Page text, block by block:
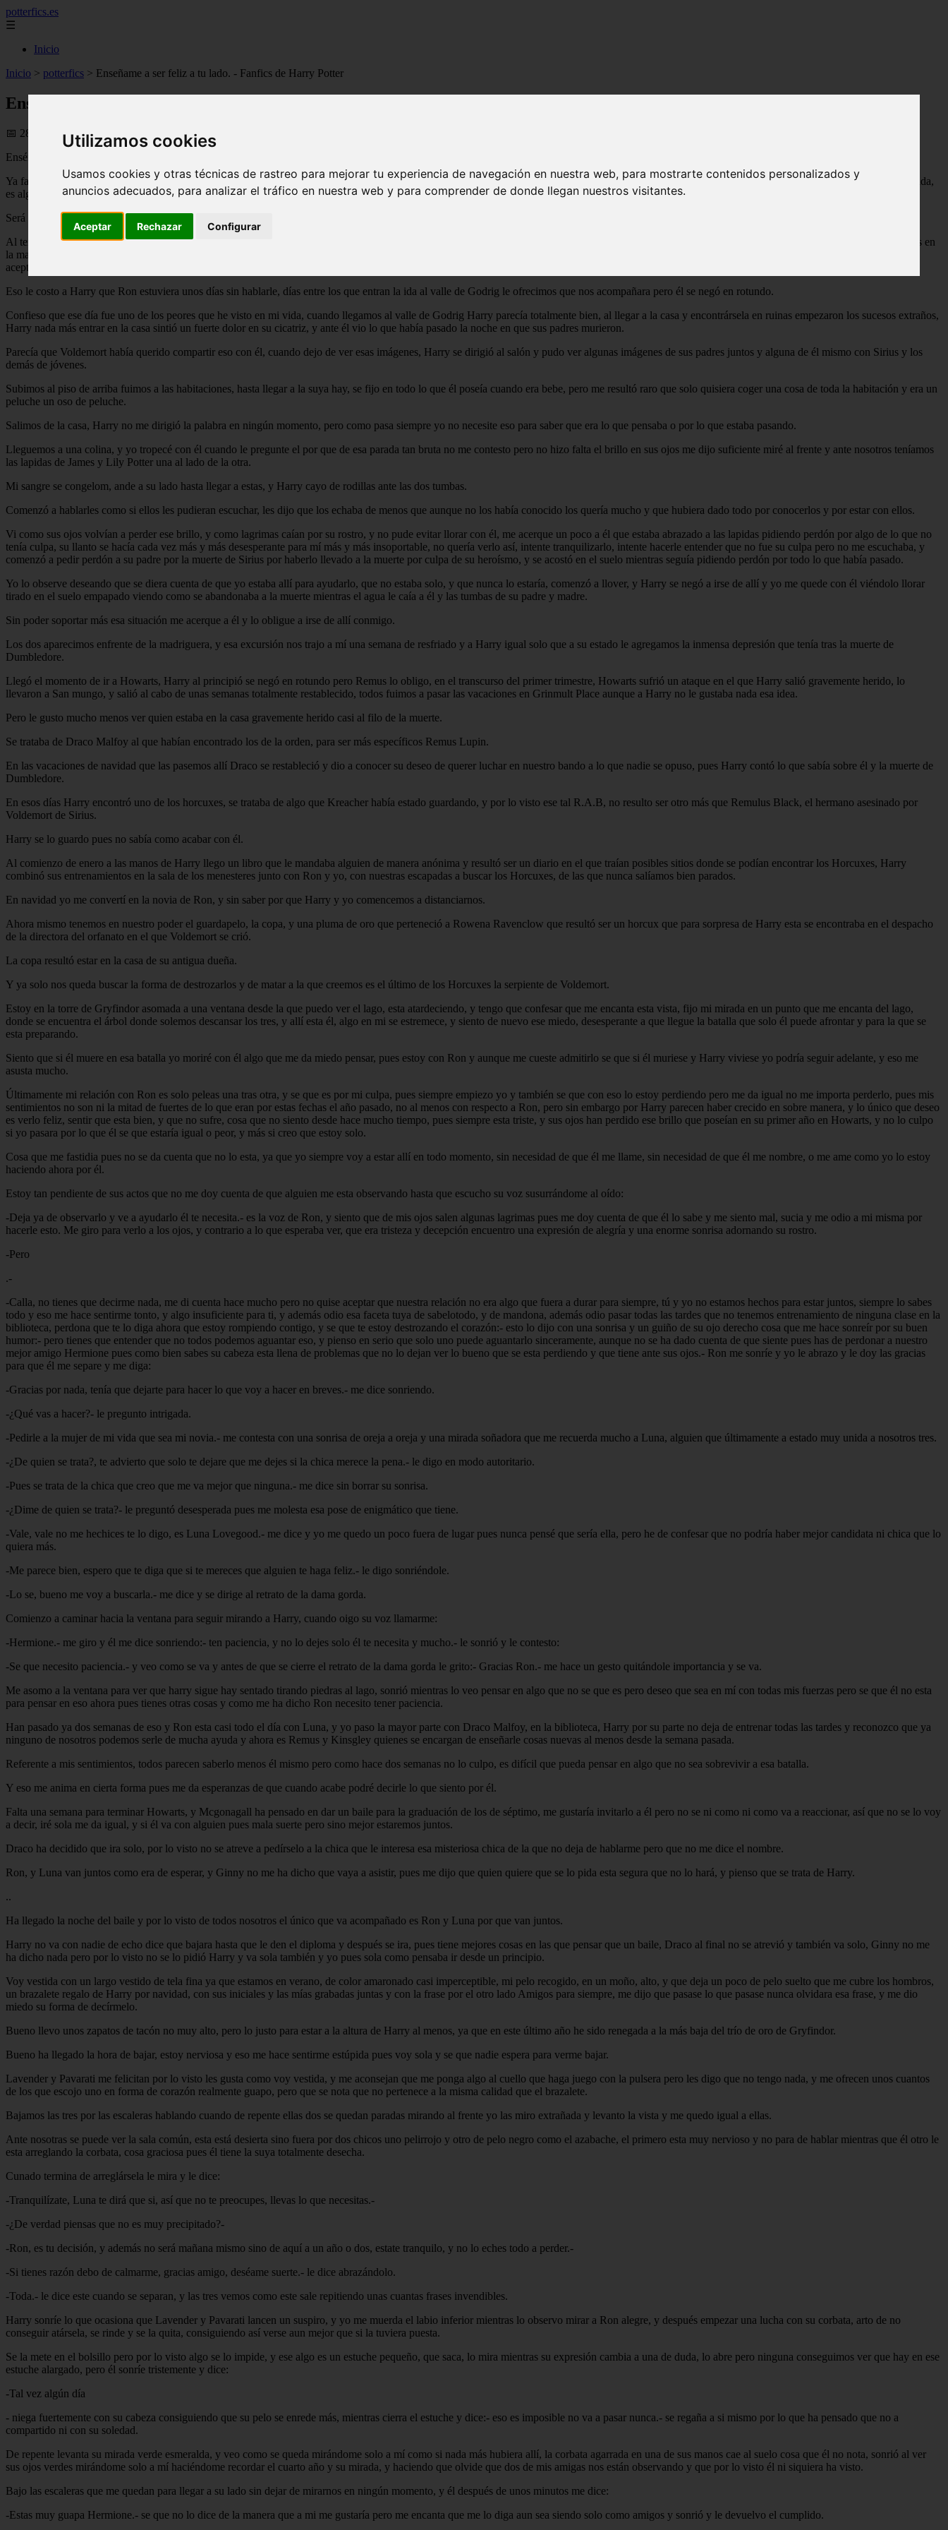
Utilizamos cookies
Usamos cookies y otras técnicas de rastreo para mejorar tu experiencia de navegación en nuestra web, para mostrarte contenidos personalizados y
anuncios adecuados, para analizar el tráfico en nuestra web y para comprender de donde llegan nuestros visitantes.
Aceptar Rechazar Configurar
potterfics.es
☰
Inicio
Inicio > potterfics > Enseñame a ser feliz a tu lado. - Fanfics de Harry Potter
Enseñame a ser feliz a tu lado. - Fanfics de Harry Potter
📅 28/06/2025
Enséñame a ser feliz a tu lado.
Ya falta poco para lo que será la última batalla o eso es lo que Harry piensa, espero que este en lo cierto aunque si hay que ser sinceros tengo miedo de que ese día llegue, no entiendo por que estoy tan asustada,
es algo muy raro, bueno os contaré lo que ha sido de nosotros hasta ahora.
Será un resumen muy corto.
Al termino del sexto año nos fuimos cada uno a su casa, a lo que sería nuestra despedida de nuestras familias, y para Harry su pase a ser libre de los Dursley, después de nuestra despedida todos nos reunimos en
la madriguera para la boda de Fleur y Bill, recuerdo que esos días que pasamos allí fueron un poco tensionados al menos entre Ginny y Harry, este le repitió que no podía estar con ella, y ella al final acabo
aceptándolo.
Eso le costo a Harry que Ron estuviera unos días sin hablarle, días entre los que entran la ida al valle de Godrig le ofrecimos que nos acompañara pero él se negó en rotundo.
Confieso que ese día fue uno de los peores que he visto en mi vida, cuando llegamos al valle de Godrig Harry parecía totalmente bien, al llegar a la casa y encontrársela en ruinas empezaron los sucesos extraños,
Harry nada más entrar en la casa sintió un fuerte dolor en su cicatriz, y ante él vio lo que había pasado la noche en que sus padres murieron.
Parecía que Voldemort había querido compartir eso con él, cuando dejo de ver esas imágenes, Harry se dirigió al salón y pudo ver algunas imágenes de sus padres juntos y alguna de él mismo con Sirius y los
demás de jóvenes.
Subimos al piso de arriba fuimos a las habitaciones, hasta llegar a la suya hay, se fijo en todo lo que él poseía cuando era bebe, pero me resultó raro que solo quisiera coger una cosa de toda la habitación y era un
peluche un oso de peluche.
Salimos de la casa, Harry no me dirigió la palabra en ningún momento, pero como pasa siempre yo no necesite eso para saber que era lo que pensaba o por lo que estaba pasando.
Lleguemos a una colina, y yo tropecé con él cuando le pregunte el por que de esa parada tan bruta no me contesto pero no hizo falta el brillo en sus ojos me dijo suficiente miré al frente y ante nosotros teníamos
las lapidas de James y Lily Potter una al lado de la otra.
Mi sangre se congelom, ande a su lado hasta llegar a estas, y Harry cayo de rodillas ante las dos tumbas.
Comenzó a hablarles como si ellos les pudieran escuchar, les dijo que los echaba de menos que aunque no los había conocido los quería mucho y que hubiera dado todo por conocerlos y por estar con ellos.
Vi como sus ojos volvían a perder ese brillo, y como lagrimas caían por su rostro, y no pude evitar llorar con él, me acerque un poco a él que estaba abrazado a las lapidas pidiendo perdón por algo de lo que no
tenía culpa, su llanto se hacía cada vez más y más desesperante para mí más y más insoportable, no quería verlo así, intente tranquilizarlo, intente hacerle entender que no fue su culpa pero no me escuchaba, y
comenzó a pedir perdón a su padre por la muerte de Sirius por haberlo llevado a la muerte por culpa de su heroísmo, y se acostó en el suelo mientras seguía pidiendo perdón por todo lo que había pasado.
Yo lo observe deseando que se diera cuenta de que yo estaba allí para ayudarlo, que no estaba solo, y que nunca lo estaría, comenzó a llover, y Harry se negó a irse de allí y yo me quede con él viéndolo llorar
tirado en el suelo empapado viendo como se abandonaba a la muerte mientras el agua le caía a él y las tumbas de su padre y madre.
Sin poder soportar más esa situación me acerque a él y lo obligue a irse de allí conmigo.
Los dos aparecimos enfrente de la madriguera, y esa excursión nos trajo a mí una semana de resfriado y a Harry igual solo que a su estado le agregamos la inmensa depresión que tenía tras la muerte de
Dumbledore.
Llegó el momento de ir a Howarts, Harry al principió se negó en rotundo pero Remus lo obligo, en el transcurso del primer trimestre, Howarts sufrió un ataque en el que Harry salió gravemente herido, lo
llevaron a San mungo, y salió al cabo de unas semanas totalmente restablecido, todos fuimos a pasar las vacaciones en Grinmult Place aunque a Harry no le gustaba nada esa idea.
Pero le gusto mucho menos ver quien estaba en la casa gravemente herido casi al filo de la muerte.
Se trataba de Draco Malfoy al que habían encontrado los de la orden, para ser más específicos Remus Lupin.
En las vacaciones de navidad que las pasemos allí Draco se restableció y dio a conocer su deseo de querer luchar en nuestro bando a lo que nadie se opuso, pues Harry contó lo que sabía sobre él y la muerte de
Dumbledore.
En esos días Harry encontró uno de los horcuxes, se trataba de algo que Kreacher había estado guardando, y por lo visto ese tal R.A.B, no resulto ser otro más que Remulus Black, el hermano asesinado por
Voldemort de Sirius.
Harry se lo guardo pues no sabía como acabar con él.
Al comienzo de enero a las manos de Harry llego un libro que le mandaba alguien de manera anónima y resultó ser un diario en el que traían posibles sitios donde se podían encontrar los Horcuxes, Harry
combinó sus entrenamientos en la sala de los menesteres junto con Ron y yo, con nuestras escapadas a buscar los Horcuxes, de las que nunca salíamos bien parados.
En navidad yo me convertí en la novia de Ron, y sin saber por que Harry y yo comencemos a distanciarnos.
Ahora mismo tenemos en nuestro poder el guardapelo, la copa, y una pluma de oro que perteneció a Rowena Ravenclow que resultó ser un horcux que para sorpresa de Harry esta se encontraba en el despacho
de la directora del orfanato en el que Voldemort se crió.
La copa resultó estar en la casa de su antigua dueña.
Y ya solo nos queda buscar la forma de destrozarlos y de matar a la que creemos es el último de los Horcuxes la serpiente de Voldemort.
Estoy en la torre de Gryfindor asomada a una ventana desde la que puedo ver el lago, esta atardeciendo, y tengo que confesar que me encanta esta vista, fijo mi mirada en un punto que me encanta del lago,
donde se encuentra el árbol donde solemos descansar los tres, y allí esta él, algo en mi se estremece, y siento de nuevo ese miedo, desesperante a que llegue la batalla que solo él puede afrontar y para la que se
esta preparando.
Siento que si él muere en esa batalla yo moriré con él algo que me da miedo pensar, pues estoy con Ron y aunque me cueste admitirlo se que si él muriese y Harry viviese yo podría seguir adelante, y eso me
asusta mucho.
Últimamente mi relación con Ron es solo peleas una tras otra, y se que es por mi culpa, pues siempre empiezo yo y también se que con eso lo estoy perdiendo pero me da igual no me importa perderlo, pues mis
sentimientos no son ni la mitad de fuertes de lo que eran por estas fechas el año pasado, no al menos con respecto a Ron, pero sin embargo por Harry parecen haber crecido en sobre manera, y lo único que deseo
es verlo feliz, sentir que esta bien, y que no sufre, cosa que no siento desde hace mucho tiempo, pues siempre esta triste, y sus ojos han perdido ese brillo que poseían en su primer año en Howarts, y no lo culpo
si yo pasara por lo que él se que estaría igual o peor, y más si creo que estoy solo.
Cosa que me fastidia pues no se da cuenta que no lo esta, ya que yo siempre voy a estar allí en todo momento, sin necesidad de que él me llame, sin necesidad de que él me nombre, o me ame como yo lo estoy
haciendo ahora por él.
Estoy tan pendiente de sus actos que no me doy cuenta de que alguien me esta observando hasta que escucho su voz susurrándome al oído:
-Deja ya de observarlo y ve a ayudarlo él te necesita.- es la voz de Ron, y siento que de mis ojos salen algunas lagrimas pues me doy cuenta de que él lo sabe y me siento mal, sucia y me odio a mi misma por
hacerle esto. Me giro para verlo a los ojos, y contrario a lo que esperaba ver, que era tristeza y decepción encuentro una expresión de alegría y una enorme sonrisa adornando su rostro.
-Pero
.-
-Calla, no tienes que decirme nada, me di cuenta hace mucho pero no quise aceptar que nuestra relación no era algo que fuera a durar para siempre, tú y yo no estamos hechos para estar juntos, siempre lo sabes
todo y eso me hace sentirme tonto, y algo insuficiente para ti, y además odio esa faceta tuya de sabelotodo, y de mandona, además odio pasar todas las tardes que no tenemos entrenamiento de ninguna clase en la
biblioteca, perdona que te lo diga ahora que estoy rompiendo contigo, y se que te estoy destrozando el corazón:- esto lo dijo con una sonrisa y un guiño de su ojo derecho cosa que me hace sonreír por su buen
humor:- pero tienes que entender que no todos podemos aguantar eso, y pienso en serio que solo uno puede aguantarlo sinceramente, aunque no se ha dado cuenta de que siente pues has de perdonar a nuestro
mejor amigo Hermione pues como bien sabes su cabeza esta llena de problemas que no lo dejan ver lo bueno que se esta perdiendo y que tiene ante sus ojos.- Ron me sonríe y yo le abrazo y le doy las gracias
para que él me separe y me diga:
-Gracias por nada, tenía que dejarte para hacer lo que voy a hacer en breves.- me dice sonriendo.
-¿Qué vas a hacer?- le pregunto intrigada.
-Pedirle a la mujer de mi vida que sea mi novia.- me contesta con una sonrisa de oreja a oreja y una mirada soñadora que me recuerda mucho a Luna, alguien que últimamente a estado muy unida a nosotros tres.
-¿De quien se trata?, te advierto que solo te dejare que me dejes si la chica merece la pena.- le digo en modo autoritario.
-Pues se trata de la chica que creo que me va mejor que ninguna.- me dice sin borrar su sonrisa.
-¿Dime de quien se trata?- le preguntó desesperada pues me molesta esa pose de enigmático que tiene.
-Vale, vale no me hechices te lo digo, es Luna Lovegood.- me dice y yo me quedo un poco fuera de lugar pues nunca pensé que sería ella, pero he de confesar que no podría haber mejor candidata ni chica que lo
quiera más.
-Me parece bien, espero que te diga que si te mereces que alguien te haga feliz.- le digo sonriéndole.
-Lo se, bueno me voy a buscarla.- me dice y se dirige al retrato de la dama gorda.
Comienzo a caminar hacia la ventana para seguir mirando a Harry, cuando oigo su voz llamarme:
-Hermione.- me giro y él me dice sonriendo:- ten paciencia, y no lo dejes solo él te necesita y mucho.- le sonrió y le contesto:
-Se que necesito paciencia.- y veo como se va y antes de que se cierre el retrato de la dama gorda le grito:- Gracias Ron.- me hace un gesto quitándole importancia y se va.
Me asomo a la ventana para ver que harry sigue hay sentado tirando piedras al lago, sonrió mientras lo veo pensar en algo que no se que es pero deseo que sea en mí con todas mis fuerzas pero se que él no esta
para pensar en eso ahora pues tienes otras cosas y como me ha dicho Ron necesito tener paciencia.
Han pasado ya dos semanas de eso y Ron esta casi todo el día con Luna, y yo paso la mayor parte con Draco Malfoy, en la biblioteca, Harry por su parte no deja de entrenar todas las tardes y reconozco que ya
ninguno de nosotros podemos serle de mucha ayuda y ahora es Remus y Kinsgley quienes se encargan de enseñarle cosas nuevas al menos desde la semana pasada.
Referente a mis sentimientos, todos parecen saberlo menos él mismo pero como hace dos semanas no lo culpo, es difícil que pueda pensar en algo que no sea sobrevivir a esa batalla.
Y eso me anima en cierta forma pues me da esperanzas de que cuando acabe podré decirle lo que siento por él.
Falta una semana para terminar Howarts, y Mcgonagall ha pensado en dar un baile para la graduación de los de séptimo, me gustaría invitarlo a él pero no se ni como ni como va a reaccionar, así que no se lo voy
a decir, iré sola me da igual, y si él va con alguien pues mala suerte pero sino mejor estaremos juntos.
Draco ha decidido que ira solo, por lo visto no se atreve a pedírselo a la chica que le interesa esa misteriosa chica de la que no deja de hablarme pero que no me dice el nombre.
Ron, y Luna van juntos como era de esperar, y Ginny no me ha dicho que vaya a asistir, pues me dijo que quien quiere que se lo pida esta segura que no lo hará, y pienso que se trata de Harry.
..
Ha llegado la noche del baile y por lo visto de todos nosotros el único que va acompañado es Ron y Luna por que van juntos.
Harry no va con nadie de echo dice que bajara hasta que le den el diploma y después se ira, pues tiene mejores cosas en las que pensar que un baile, Draco al final no se atrevió y también va solo, Ginny no me
ha dicho nada pero por lo visto no se lo pidió Harry y va sola también y yo pues sola como pensaba ir desde un principio.
Voy vestida con un largo vestido de tela fina ya que estamos en verano, de color amaronado casi imperceptible, mi pelo recogido, en un moño, alto, y que deja un poco de pelo suelto que me cubre los hombros,
un brazalete regalo de Harry por navidad, con sus iniciales y las mías grabadas juntas y con la frase por el otro lado Amigos para siempre, me dijo que pasase lo que pasase nunca olvidara esa frase, y me dio
miedo su forma de decírmelo.
Bueno llevo unos zapatos de tacón no muy alto, pero lo justo para estar a la altura de Harry al menos, ya que en este último año he sido renegada a la más baja del trío de oro de Gryfindor.
Bueno ha llegado la hora de bajar, estoy nerviosa y eso me hace sentirme estúpida pues voy sola y se que nadie espera para verme bajar.
Lavender y Pavarati me felicitan por lo visto les gusta como voy vestida, y me aconsejan que me ponga algo al cuello que haga juego con la pulsera pero les digo que no tengo nada, y me ofrecen unos cuantos
de los que escojo uno en forma de corazón realmente guapo, pero que se nota que no pertenece a la misma calidad que el brazalete.
Bajamos las tres por las escaleras hablando cuando de repente ellas dos se quedan paradas mirando al frente yo las miro extrañada y levanto la vista y me quedo igual a ellas.
Ante nosotras se puede ver la sala común, esta está desierta sino fuera por dos chicos uno pelirrojo y otro de pelo negro como el azabache, el primero esta muy nervioso y no para de hablar mientras que él otro le
esta arreglando la corbata, cosa graciosa pues él tiene la suya totalmente desecha.
Cunado termina de arreglársela le mira y le dice:
-Tranquilízate, Luna te dirá que si, así que no te preocupes, llevas lo que necesitas.-
-¿De verdad piensas que no es muy precipitado?-
-Ron, es tu decisión, y además no será mañana mismo sino de aquí a un año o dos, estate tranquilo, y no lo eches todo a perder.-
-Si tienes razón debo de calmarme, gracias amigo, deséame suerte.- le dice abrazándolo.
-Toda.- le dice este cuando se separan, y las tres vemos como este sale repitiendo unas cuantas frases invendibles.
Harry sonríe lo que ocasiona que Lavender y Pavarati lancen un suspiro, y yo me muerda el labio inferior mientras lo observo mirar a Ron alegre, y después empezar una lucha con su corbata, arto de no
conseguir atársela, se rinde y se la quita, consiguiendo así verse aun mejor que si la tuviera puesta.
Se la mete en el bolsillo pero por lo visto algo se lo impide, y ese algo es un estuche pequeño, que saca, lo mira mientras su expresión cambia a una de duda, lo abre pero ninguna conseguimos ver que hay en ese
estuche alargado, pero él sonríe tristemente y dice:
-Tal vez algún día
- niega fuertemente con su cabeza consiguiendo que su pelo se enrede más, mientras cierra el estuche y dice:- eso es imposible no va a pasar nunca.- se regaña a si mismo por lo que ha pensado que no a
compartido ni con su soledad.
De repente levanta su mirada verde esmeralda, y veo como se queda mirándome solo a mí como si nada más hubiera allí, la corbata agarrada en una de sus manos cae al suelo cosa que él no nota, sonrió al ver
sus ojos verdes mirándome solo a mí haciéndome recordar el cuarto año y su mirada, y haciendo que olvide que dos de mis amigas nos están observando y que por lo visto él ni siquiera ha visto.
Bajo las escaleras que me quedan para llegar a su lado sin dejar de mirarnos en ningún momento, y él después de unos minutos me dice:
-Estas muy guapa Hermione.- se que no lo dice de la manera que a mi me gustaría pero me encanta que me lo diga aun sea siendo solo como amigos y sonrió y le devuelvo el cumplido.